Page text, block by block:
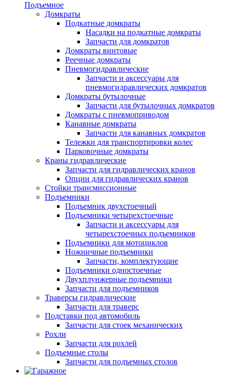
Подъемное
Домкраты
Подкатные домкраты
Насадки на подкатные домкраты
Запчасти для домкратов
Домкраты винтовые
Реечные домкраты
Пневмогидравлические
Запчасти и аксессуары для
пневмогидравлических домкратов
Домкраты бутылочные
Запчасти для бутылочных домкратов
Домкраты с пневмоприводом
Канавные домкраты
Запчасти для канавных домкратов
Тележки для транспортировки колес
Парковочные домкраты
Краны гидравлические
Запчасти для гидравлических кранов
Опции для гидравлических кранов
Стойки трансмиссионные
Подъемники
Подъемник двухстоечный
Подъемники четырехстоечные
Запчасти и аксессуары для
четырехстоечных подъемников
Подъемники для мотоциклов
Ножничные подъемники
Запчасти, комплектующие
Подъемники одностоечные
Двухплунжерные подъемники
Запчасти для подъемников
Траверсы гидравлические
Запчасти для траверс
Подставки под автомобиль
Запчасти для стоек механических
Рохли
Запчасти для рохлей
Подъемные столы
Запчасти для подъемных столов